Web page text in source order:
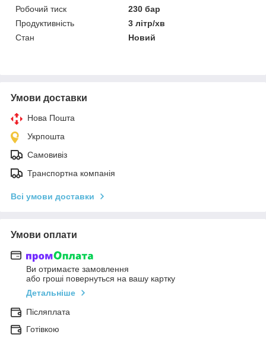
Робочий тиск
230 бар
Продуктивність
3 літр/хв
Стан
Новий
Умови доставки
Нова Пошта
Укрпошта
Самовивіз
Транспортна компанія
Всі умови доставки
Умови оплати
Ви отримаєте замовлення
або гроші повернуться на вашу картку
Детальніше
Післяплата
Готівкою